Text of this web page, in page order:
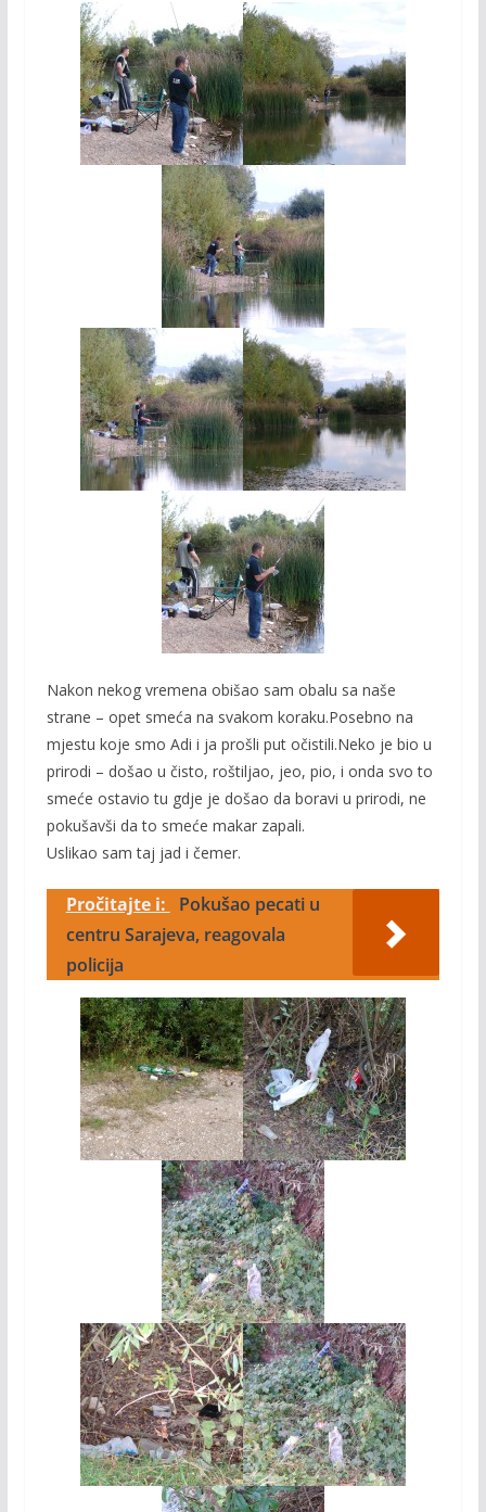
Nakon nekog vremena obišao sam obalu sa naše
strane – opet smeća na svakom koraku.Posebno na
mjestu koje smo Adi i ja prošli put očistili.Neko je bio u
prirodi – došao u čisto, roštiljao, jeo, pio, i onda svo to
smeće ostavio tu gdje je došao da boravi u prirodi, ne
pokušavši da to smeće makar zapali.
Uslikao sam taj jad i čemer.
Pročitajte i:
Pokušao pecati u
centru Sarajeva, reagovala
policija